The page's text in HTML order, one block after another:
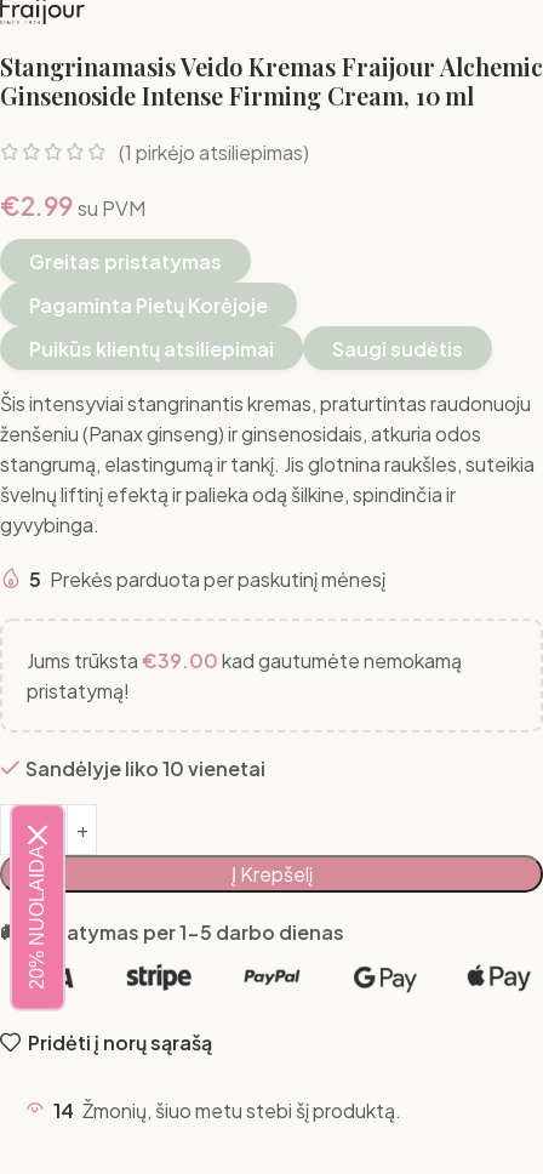
Stangrinamasis Veido Kremas Fraijour Alchemic
Ginsenoside Intense Firming Cream, 10 ml
(1 pirkėjo atsiliepimas)
€2.99su PVM
Greitas pristatymas
Pagaminta Pietų Korėjoje
Puikūs klientų atsiliepimai
Saugi sudėtis
Šis intensyviai stangrinantis kremas, praturtintas raudonuoju
ženšeniu (Panax ginseng) ir ginsenosidais, atkuria odos
stangrumą, elastingumą ir tankį. Jis glotnina raukšles, suteikia
švelnų liftinį efektą ir palieka odą šilkine, spindinčia ir
gyvybinga.
5 Prekės parduota per paskutinį mėnesį
Jums trūksta€39.00kad gautumėte nemokamą
pristatymą!
Sandėlyje liko 10 vienetai
Į Krepšelį
🚚 Pristatymas per 1-5 darbo dienas
Pridėti į norų sąrašą
14 Žmonių, šiuo metu stebi šį produktą.
20% NUOLAIDA